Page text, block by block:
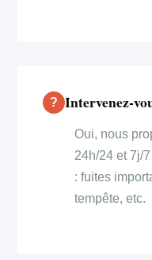
Intervenez-
Oui, nous
24h/24 et 7j/
: fuites
tempête, etc.